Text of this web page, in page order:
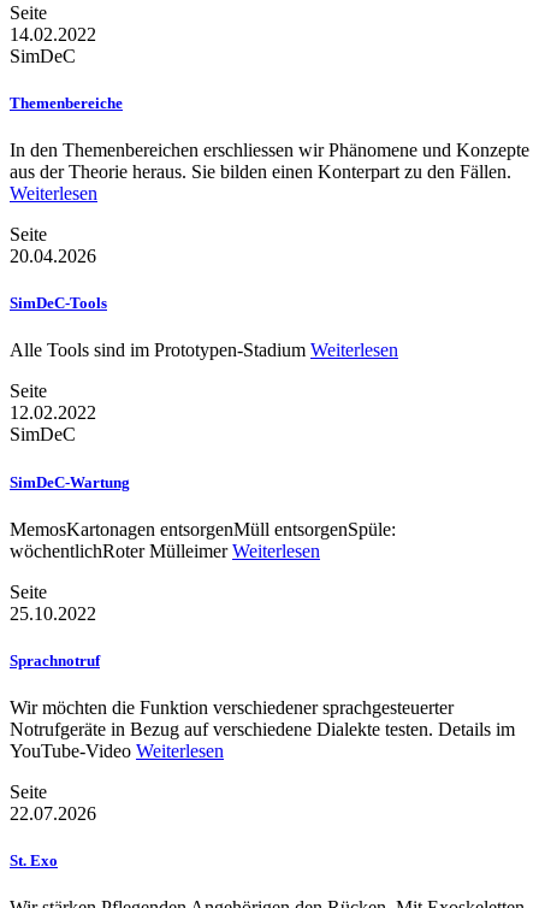
Seite
14.02.2022
SimDeC
Themenbereiche
In den Themenbereichen erschliessen wir Phänomene und Konzepte
aus der Theorie heraus. Sie bilden einen Konterpart zu den Fällen.
Weiterlesen
Seite
20.04.2026
SimDeC-Tools
Alle Tools sind im Prototypen-Stadium Weiterlesen
Seite
12.02.2022
SimDeC
SimDeC-Wartung
MemosKartonagen entsorgenMüll entsorgenSpüle:
wöchentlichRoter MülleimerWeiterlesen
Seite
25.10.2022
Sprachnotruf
Wir möchten die Funktion verschiedener sprachgesteuerter
Notrufgeräte in Bezug auf verschiedene Dialekte testen. Details im
YouTube-Video Weiterlesen
Seite
22.07.2026
St. Exo